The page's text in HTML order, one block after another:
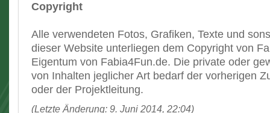
Copyright
Alle verwendeten Fotos, Grafiken, Texte und
dieser Website unterliegen dem Copyright von
Eigentum von Fabia4Fun.de. Die private oder
von Inhalten jeglicher Art bedarf der vorherigen
oder der Projektleitung.
(Letzte Änderung: 9. Juni 2014, 22:04)